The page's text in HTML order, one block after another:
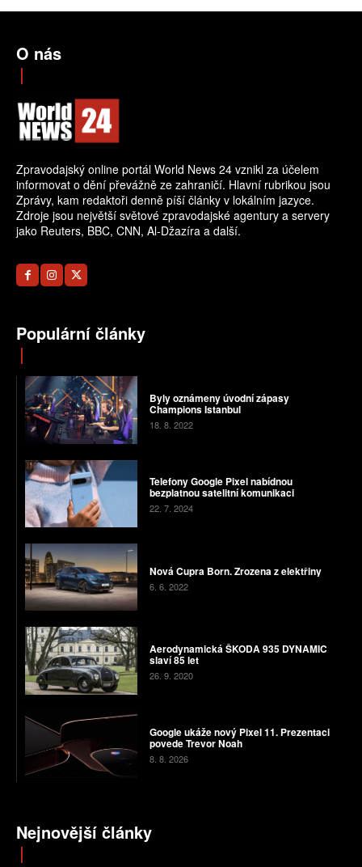
O nás
Zpravodajský online portál World News 24 vznikl za účelem
informovat o dění převážně ze zahraničí. Hlavní rubrikou jsou
Zprávy, kam redaktoři denně píší články v lokálním jazyce.
Zdroje jsou největší světové zpravodajské agentury a servery
jako Reuters, BBC, CNN, Al-Džazíra a další.
Populární články
Byly oznámeny úvodní zápasy
Champions Istanbul
18. 8. 2022
Telefony Google Pixel nabídnou
bezplatnou satelitní komunikaci
22. 7. 2024
Nová Cupra Born. Zrozena z elektřiny
6. 6. 2022
Aerodynamická ŠKODA 935 DYNAMIC
slaví 85 let
26. 9. 2020
Google ukáže nový Pixel 11. Prezentaci
povede Trevor Noah
8. 8. 2026
Nejnovější články